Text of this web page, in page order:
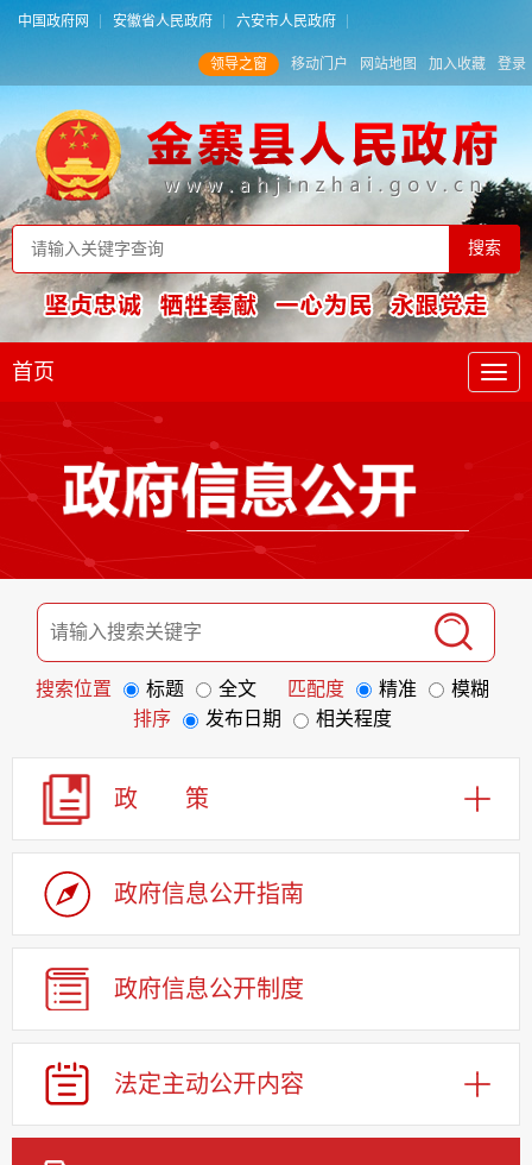
中国政府网 安徽省人民政府 六安市人民政府
领导之窗 移动门户 网站地图 加入收藏 登录
首页
搜索位置 标题 全文 匹配度 精准
模糊
排序
发布日期 相关程度
政 策
政府信息公开指南
政府信息公开制度
法定主动公开内容